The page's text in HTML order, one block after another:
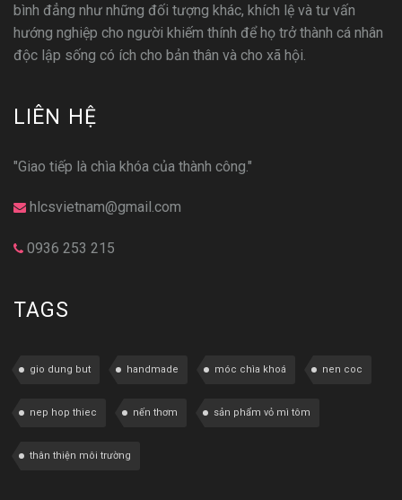
bình đẳng như những đối tượng khác, khích lệ và tư vấn
hướng nghiệp cho người khiếm thính để họ trở thành cá nhân
độc lập sống có ích cho bản thân và cho xã hội.
LIÊN HỆ
"Giao tiếp là chìa khóa của thành công."
hlcsvietnam@gmail.com
0936 253 215
TAGS
gio dung but handmade móc chìa khoá nen coc
nep hop thiec nến thơm sản phẩm vỏ mì tôm
thân thiện môi trường